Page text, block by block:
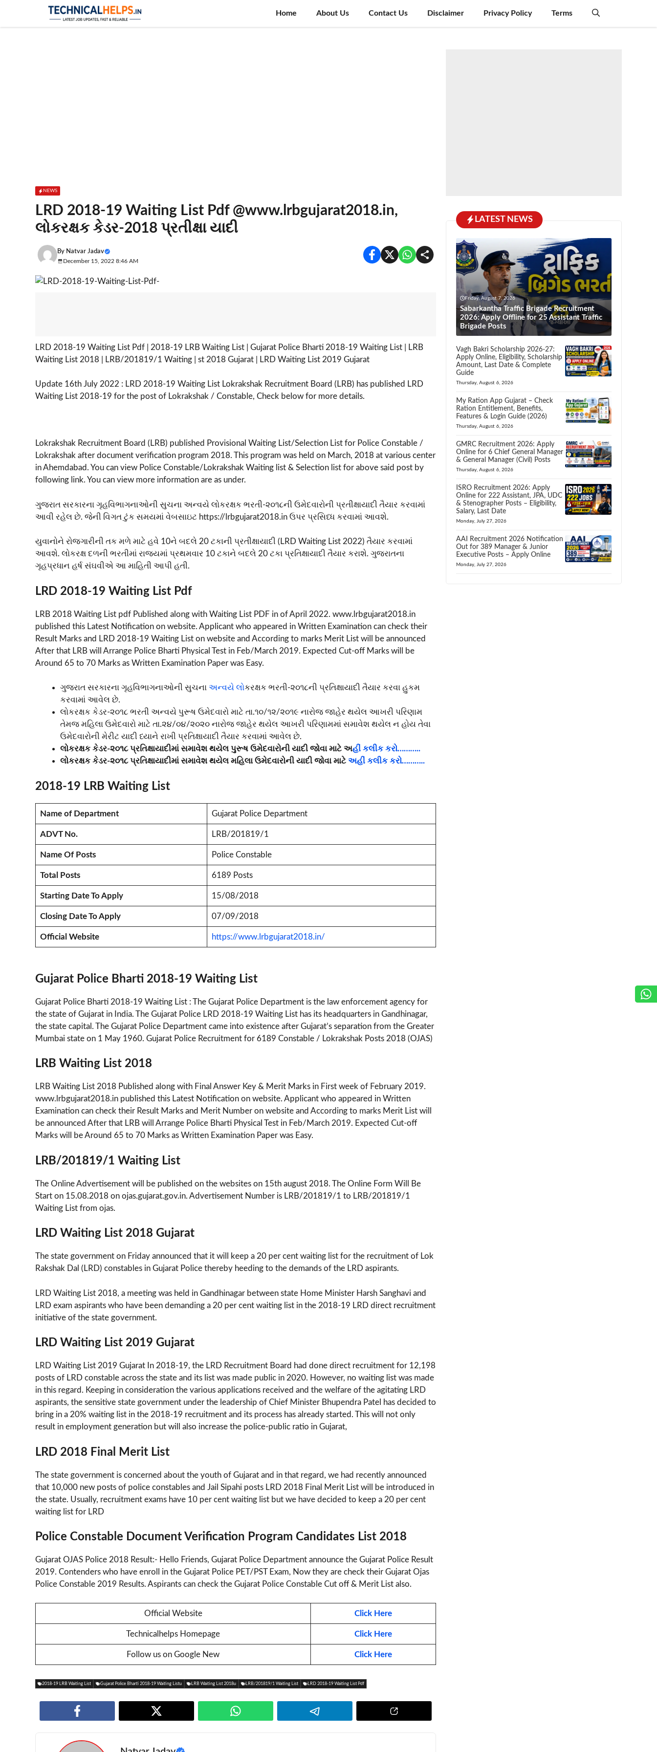
content
Home About Us Contact Us Disclaimer Privacy Policy Terms
NEWS
LRD 2018-19 Waiting List Pdf @www.lrbgujarat2018.in,
લોકરક્ષક કેડર-2018 પ્રતીક્ષા યાદી
By Natvar Jadav
December 15, 2022 8:46 AM
LRD 2018-19 Waiting List Pdf | 2018-19 LRB Waiting List | Gujarat Police Bharti 2018-19 Waiting List | LRB
Waiting List 2018 | LRB/201819/1 Waiting | st 2018 Gujarat | LRD Waiting List 2019 Gujarat
Update 16th July 2022 : LRD 2018-19 Waiting List Lokrakshak Recruitment Board (LRB) has published LRD
Waiting List 2018-19 for the post of Lokrakshak / Constable, Check below for more details.
Lokrakshak Recruitment Board (LRB) published Provisional Waiting List/Selection List for Police Constable /
Lokrakshak after document verification program 2018. This program was held on March, 2018 at various center
in Ahemdabad. You can view Police Constable/Lokrakshak Waiting list & Selection list for above said post by
following link. You can view more information are as under.
ગુજરાત સરકારના ગૃહવિભાગનાઓની સુચના અન્વયે લોકરક્ષક ભરતી-૨૦૧૮ની ઉમેદવારોની પ્રતીક્ષાયાદી તૈયાર કરવામાં
આવી રહેલ છે. જેની વિગત ટુંક સમયમાં વેબસાઇટ https://lrbgujarat2018.in ઉપર પ્રસિધ્ધ કરવામાં આવશે.
યુવાનોને રોજગારીની તક મળે માટે હવે 10ને બદલે 20 ટકાની પ્રતીક્ષાયાદી (LRD Waiting List 2022) તૈયાર કરવામાં
આવશે. લોકરક્ષ દળની ભરતીમાં રાજ્યમાં પ્રથમવાર 10 ટકાને બદલે 20 ટકા પ્રતિક્ષાયાદી તૈયાર કરાશે. ગુજરાતના
ગૃહપ્રધાન હર્ષ સંઘવીએ આ માહિતી આપી હતી.
LRD 2018-19 Waiting List Pdf
LRB 2018 Waiting List pdf Published along with Waiting List PDF in of April 2022. www.lrbgujarat2018.in
published this Latest Notification on website. Applicant who appeared in Written Examination can check their
Result Marks and LRD 2018-19 Waiting List on website and According to marks Merit List will be announced
After that LRB will Arrange Police Bharti Physical Test in Feb/March 2019. Expected Cut-off Marks will be
Around 65 to 70 Marks as Written Examination Paper was Easy.
ગુજરાત સરકારના ગૃહવિભાગનાઓની સુચના અન્વયે લોકરક્ષક ભરતી-૨૦૧૮ની પ્રતિક્ષાયાદી તૈયાર કરવા હુકમ
કરવામાં આવેલ છે.
લોકરક્ષક કેડર-૨૦૧૮ ભરતી અન્વયે પુરૂષ ઉમેદવારો માટે તા.૧૦/૧૨/૨૦૧૯ નારોજ જાહેર થયેલ આખરી પરિણામ
તેમજ મહિલા ઉમેદવારો માટે તા.૨૪/૦૪/૨૦૨૦ નારોજ જાહેર થયેલ આખરી પરિણામમાં સમાવેશ થયેલ ન હોય તેવા
ઉમેદવારોની મેરીટ યાદી ધ્યાને રાખી પ્રતિક્ષાયાદી તૈયાર કરવામાં આવેલ છે.
લોકરક્ષક કેડર-૨૦૧૮ પ્રતિક્ષાયાદીમાં સમાવેશ થયેલ પુરૂષ ઉમેદવારોની યાદી જોવા માટે અહીં કલીક કરો………..
લોકરક્ષક કેડર-૨૦૧૮ પ્રતિક્ષાયાદીમાં સમાવેશ થયેલ મહિલા ઉમેદવારોની યાદી જોવા માટે અહીં કલીક કરો………..
2018-19 LRB Waiting List
Name of Department Gujarat Police Department
ADVT No. LRB/201819/1
Name Of Posts Police Constable
Total Posts 6189 Posts
Starting Date To Apply 15/08/2018
Closing Date To Apply 07/09/2018
Official Website https://www.lrbgujarat2018.in/
Gujarat Police Bharti 2018-19 Waiting List
Gujarat Police Bharti 2018-19 Waiting List : The Gujarat Police Department is the law enforcement agency for
the state of Gujarat in India. The Gujarat Police LRD 2018-19 Waiting List has its headquarters in Gandhinagar,
the state capital. The Gujarat Police Department came into existence after Gujarat’s separation from the Greater
Mumbai state on 1 May 1960. Gujarat Police Recruitment for 6189 Constable / Lokrakshak Posts 2018 (OJAS)
LRB Waiting List 2018
LRB Waiting List 2018 Published along with Final Answer Key & Merit Marks in First week of February 2019.
www.lrbgujarat2018.in published this Latest Notification on website. Applicant who appeared in Written
Examination can check their Result Marks and Merit Number on website and According to marks Merit List will
be announced After that LRB will Arrange Police Bharti Physical Test in Feb/March 2019. Expected Cut-off
Marks will be Around 65 to 70 Marks as Written Examination Paper was Easy.
LRB/201819/1 Waiting List
The Online Advertisement will be published on the websites on 15th august 2018. The Online Form Will Be
Start on 15.08.2018 on ojas.gujarat.gov.in. Advertisement Number is LRB/201819/1 to LRB/201819/1
Waiting List from ojas.
LRD Waiting List 2018 Gujarat
The state government on Friday announced that it will keep a 20 per cent waiting list for the recruitment of Lok
Rakshak Dal (LRD) constables in Gujarat Police thereby heeding to the demands of the LRD aspirants.
LRD Waiting List 2018, a meeting was held in Gandhinagar between state Home Minister Harsh Sanghavi and
LRD exam aspirants who have been demanding a 20 per cent waiting list in the 2018-19 LRD direct recruitment
initiative of the state government.
LRD Waiting List 2019 Gujarat
LRD Waiting List 2019 Gujarat In 2018-19, the LRD Recruitment Board had done direct recruitment for 12,198
posts of LRD constable across the state and its list was made public in 2020. However, no waiting list was made
in this regard. Keeping in consideration the various applications received and the welfare of the agitating LRD
aspirants, the sensitive state government under the leadership of Chief Minister Bhupendra Patel has decided to
bring in a 20% waiting list in the 2018-19 recruitment and its process has already started. This will not only
result in employment generation but will also increase the police-public ratio in Gujarat,
LRD 2018 Final Merit List
The state government is concerned about the youth of Gujarat and in that regard, we had recently announced
that 10,000 new posts of police constables and Jail Sipahi posts LRD 2018 Final Merit List will be introduced in
the state. Usually, recruitment exams have 10 per cent waiting list but we have decided to keep a 20 per cent
waiting list for LRD
Police Constable Document Verification Program Candidates List 2018
Gujarat OJAS Police 2018 Result:- Hello Friends, Gujarat Police Department announce the Gujarat Police Result
2019. Contenders who have enroll in the Gujarat Police PET/PST Exam, Now they are check their Gujarat Ojas
Police Constable 2019 Results. Aspirants can check the Gujarat Police Constable Cut off & Merit List also.
Official Website Click Here
Technicalhelps Homepage Click Here
Follow us on Google New Click Here
2018-19 LRB Waiting List Gujarat Police Bharti 2018-19 Waiting Listu LRB Waiting List 2018u LRB/201819/1 Waiting List LRD 2018-19 Waiting List Pdf
LATEST NEWS
Friday, August 7, 2026
Sabarkantha Traffic Brigade Recruitment
2026: Apply Offline for 25 Assistant Traffic
Brigade Posts
Vagh Bakri Scholarship 2026-27:
Apply Online, Eligibility, Scholarship
Amount, Last Date & Complete
Guide
Thursday, August 6, 2026
My Ration App Gujarat – Check
Ration Entitlement, Benefits,
Features & Login Guide (2026)
Thursday, August 6, 2026
GMRC Recruitment 2026: Apply
Online for 6 Chief General Manager
& General Manager (Civil) Posts
Thursday, August 6, 2026
ISRO Recruitment 2026: Apply
Online for 222 Assistant, JPA, UDC
& Stenographer Posts – Eligibility,
Salary, Last Date
Monday, July 27, 2026
AAI Recruitment 2026 Notification
Out for 389 Manager & Junior
Executive Posts – Apply Online
Monday, July 27, 2026